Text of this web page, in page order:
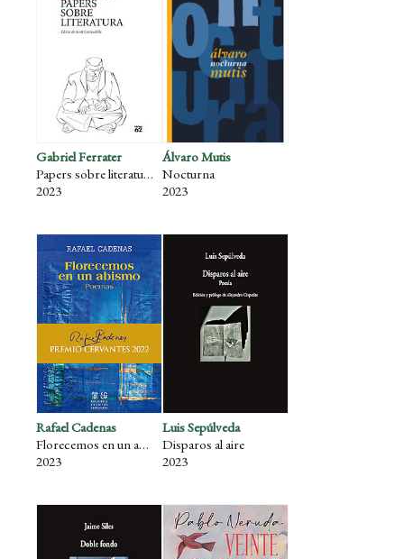
Gabriel Ferrater
Papers sobre literatura
2023
Álvaro Mutis
Nocturna
2023
Rafael Cadenas
Florecemos en un abismo: Poemas (Premio Cervantes 2022)
2023
Luis Sepúlveda
Disparos al aire
2023